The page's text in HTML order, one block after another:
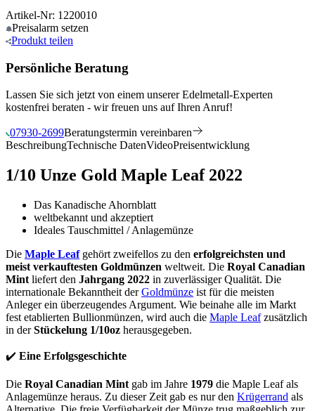
Artikel-Nr: 1220010
Preisalarm setzen
Produkt teilen
Persönliche Beratung
Lassen Sie sich jetzt von einem unserer Edelmetall-Experten
kostenfrei beraten - wir freuen uns auf Ihren Anruf!
07930-2699Beratungstermin vereinbaren
BeschreibungTechnische DatenVideoPreisentwicklung
1/10 Unze Gold Maple Leaf 2022
Das Kanadische Ahornblatt
weltbekannt und akzeptiert
Ideales Tauschmittel / Anlagemünze
Die Maple Leafgehört zweifellos zu den erfolgreichsten und
meist verkauftesten Goldmünzen weltweit. Die Royal Canadian
Mint liefert den Jahrgang 2022 in zuverlässiger Qualität. Die
internationale Bekanntheit derGoldmünze ist für die meisten
Anleger ein überzeugendes Argument. Wie beinahe alle im Markt
fest etablierten Bullionmünzen, wird auch die Maple Leafzusätzlich
in derStückelung 1/10oz herausgegeben.
✔️ Eine Erfolgsgeschichte
Die Royal Canadian Mint gab im Jahre 1979 die Maple Leaf als
Anlagemünze heraus. Zu dieser Zeit gab es nur den Krügerrand als